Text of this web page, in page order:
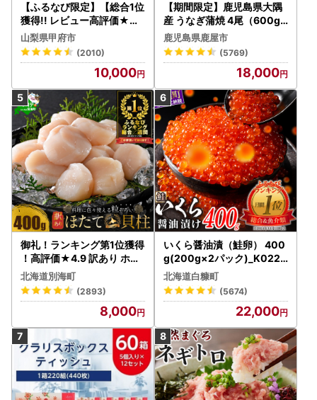
【ふるなび限定】【総合1位
獲得!! レビュー高評価★】
〈2026年度配送分〉山梨
県産 シャインマスカット 2
～3房（1.0kg以上）シャイ
ン フルーツ FN-Limited-S
P
山梨県甲府市
(2010)
10,000
【期間限定】鹿児島県大隅
産 うなぎ蒲焼 4尾（600g
） KN007-004-04-cp18
うなぎ 鰻 魚 惣菜 総菜
鹿児島県鹿屋市
(5769)
18,000
御礼！ランキング第1位獲得
！高評価★4.9 訳あり ホタ
テ 400g（ほたて 帆立 貝柱
冷凍 ）
北海道別海町
(2893)
8,000
いくら醤油漬（鮭卵） 400
g(200g×2パック)_K022-
1676
北海道白糠町
(5674)
22,000